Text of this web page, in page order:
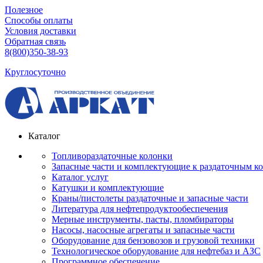
Полезное
Способы оплаты
Условия доставки
Обратная связь
8(800)350-38-93
Круглосуточно
Каталог
Топливораздаточные колонки
Запасные части и комплектующие к раздаточным
Каталог услуг
Катушки и комплектующие
Краны/пистолеты раздаточные и запасные части
Литература для нефтепродуктообеспечения
Мерные инструменты, пасты, пломбираторы
Насосы, насосные агрегаты и запасные части
Оборудование для бензовозов и грузовой техники
Технологическое оборудование для нефтебаз и АЗС